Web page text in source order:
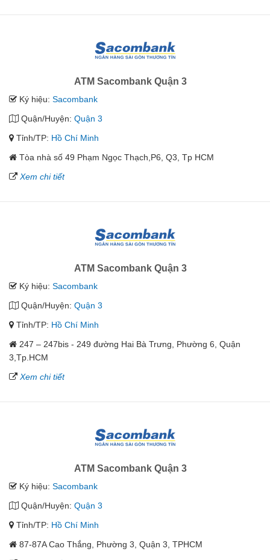
ATM Sacombank Quận 3
Ký hiệu: Sacombank
Quận/Huyện: Quận 3
Tỉnh/TP: Hồ Chí Minh
Tòa nhà số 49 Phạm Ngọc Thạch,P6, Q3, Tp HCM
Xem chi tiết
ATM Sacombank Quận 3
Ký hiệu: Sacombank
Quận/Huyện: Quận 3
Tỉnh/TP: Hồ Chí Minh
247 – 247bis - 249 đường Hai Bà Trưng, Phường 6, Quận
3,Tp.HCM
Xem chi tiết
ATM Sacombank Quận 3
Ký hiệu: Sacombank
Quận/Huyện: Quận 3
Tỉnh/TP: Hồ Chí Minh
87-87A Cao Thắng, Phường 3, Quận 3, TPHCM